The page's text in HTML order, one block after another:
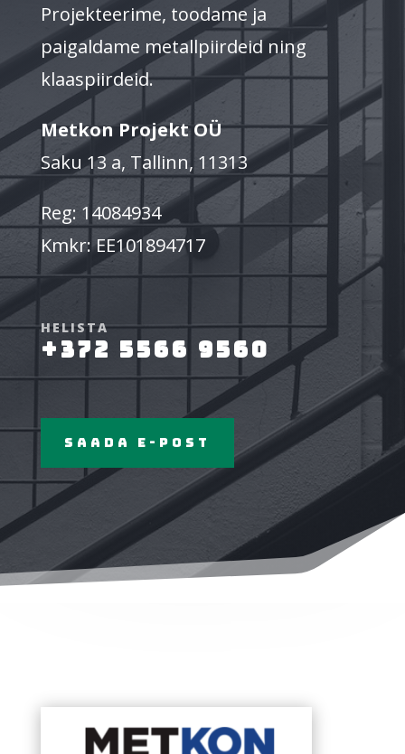
Projekteerime, toodame ja
paigaldame metallpiirdeid ning
klaaspiirdeid.
Metkon Projekt OÜ
Saku 13 a, Tallinn, 11313
Reg: 14084934
Kmkr:EE101894717
HELISTA
+372 5566 9560
SAADA E-post